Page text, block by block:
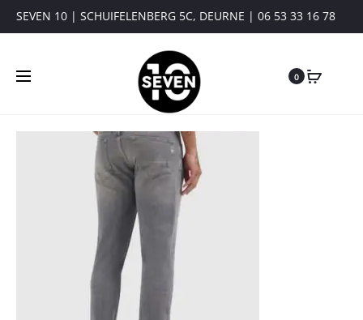
SEVEN 10 | SCHUIFELENBERG 5C, DEURNE | 06 53 33 16 78
0